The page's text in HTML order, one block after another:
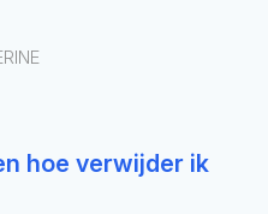
hoe verwijder ik